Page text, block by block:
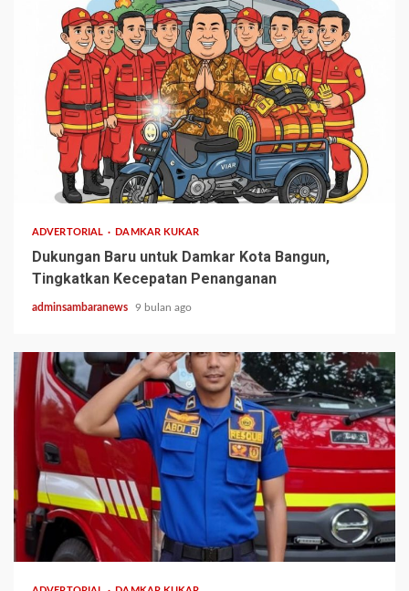
1 min read
ADVERTORIAL DAMKAR KUKAR
Dukungan Baru untuk Damkar Kota Bangun,
Tingkatkan Kecepatan Penanganan
adminsambaranews 9 bulan ago
1 min read